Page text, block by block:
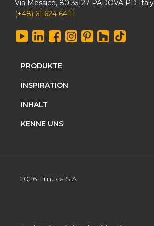
Via Messico, 80 35127 PADOVA PD Italy
(+48) 61 624 64 11
PRODUKTE
INSPIRATION
INHALT
KENNE UNS
2026 Emuca S.A